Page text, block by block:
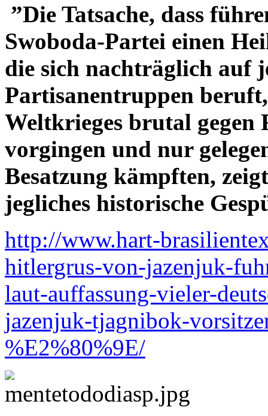
”Die Tatsache, dass
Swoboda-Partei einen
die sich nachträglich auf
Partisanentruppen
Weltkrieges brutal gegen
vorgingen und nur
Besatzung kämpften,
jegliches historische
http://www.hart-
hitlergrus-von-jazenjuk-
laut-auffassung-vieler-
jazenjuk-tjagnibok-
%E2%80%9E/